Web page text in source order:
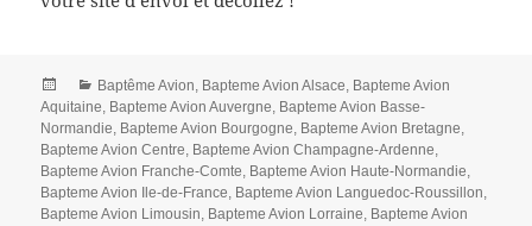
Posted
on
Categories
Baptême Avion, Bapteme Avion Alsace, Bapteme Avion
Aquitaine, Bapteme Avion Auvergne, Bapteme Avion Basse-
Normandie, Bapteme Avion Bourgogne, Bapteme Avion Bretagne,
Bapteme Avion Centre, Bapteme Avion Champagne-Ardenne,
Bapteme Avion Franche-Comte, Bapteme Avion Haute-Normandie,
Bapteme Avion Ile-de-France, Bapteme Avion Languedoc-Roussillon,
Bapteme Avion Limousin, Bapteme Avion Lorraine, Bapteme Avion